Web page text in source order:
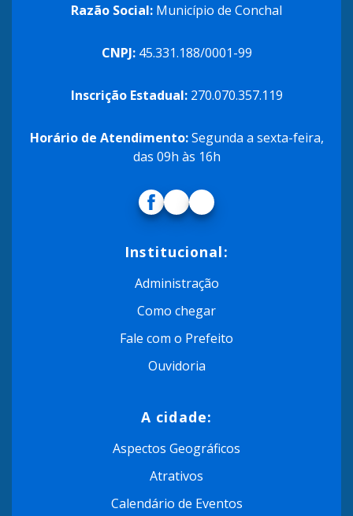
Razão Social: Município de Conchal
CNPJ:45.331.188/0001-99
Inscrição Estadual:270.070.357.119
Horário de Atendimento:Segunda a sexta-feira,
das 09h às 16h
Institucional:
Administração
Como chegar
Fale com o Prefeito
Ouvidoria
A cidade:
Aspectos Geográficos
Atrativos
Calendário de Eventos